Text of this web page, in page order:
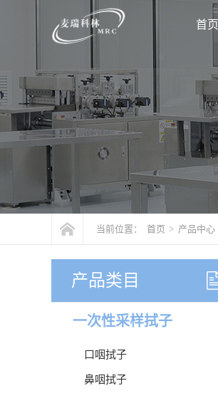
首页
当前位置： 首页 > 产品中心
产品类目
一次性采样拭子
口咽拭子
鼻咽拭子